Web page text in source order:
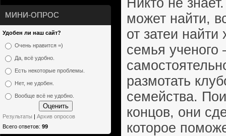
МИНИ-ОПРОС
Удобен ли наш сайт?
Очень нравится =)
Да, всё удобно.
Есть некоторые проблемы.
Нет, не удобен.
Вообще всё не удобно.
Результаты
Архив опросов
Всего ответов: 99
Никто не
может найти,
от затеи
семья
размотать
семейства.
концов, они
которое